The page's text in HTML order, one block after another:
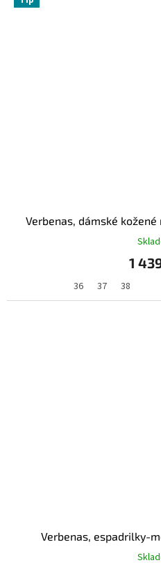
Verbenas, dámské
1
36 37 38
Verbenas, espadrilky-